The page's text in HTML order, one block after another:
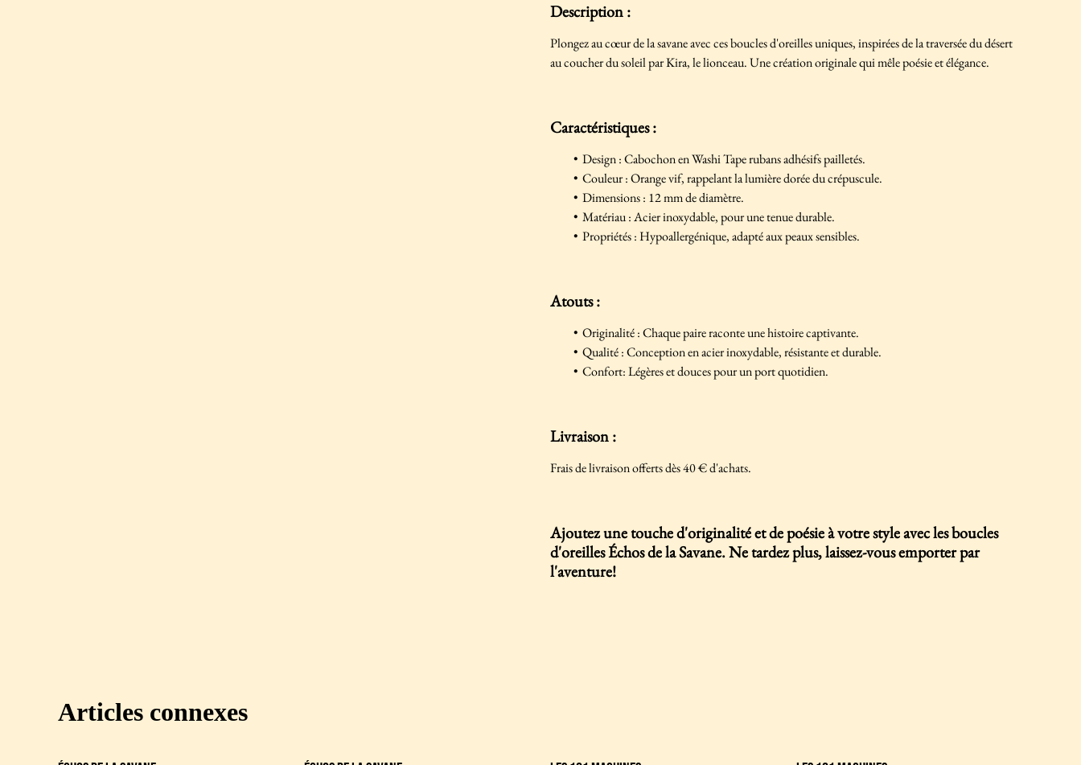
Description :
Plongez au cœur de la savane avec ces boucles d'oreilles uniques, inspirées de la traversée du désert
au coucher du soleil par Kira, le lionceau. Une création originale qui mêle poésie et élégance.
Caractéristiques :
Design : Cabochon en Washi Tape rubans adhésifs pailletés.
Couleur : Orange vif, rappelant la lumière dorée du crépuscule.
Dimensions : 12 mm de diamètre.
Matériau : Acier inoxydable, pour une tenue durable.
Propriétés : Hypoallergénique, adapté aux peaux sensibles.
Atouts :
Originalité : Chaque paire raconte une histoire captivante.
Qualité : Conception en acier inoxydable, résistante et durable.
Confort: Légères et douces pour un port quotidien.
Livraison :
Frais de livraison offerts dès 40 € d'achats.
Ajoutez une touche d'originalité et de poésie à votre style avec les boucles
d'oreilles Échos de la Savane. Ne tardez plus, laissez-vous emporter par
l'aventure!
Articles connexes